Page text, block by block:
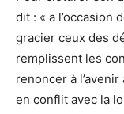
dit : « a l’occasion
gracier ceux des
remplissent les
renoncer à
en conflit avec la